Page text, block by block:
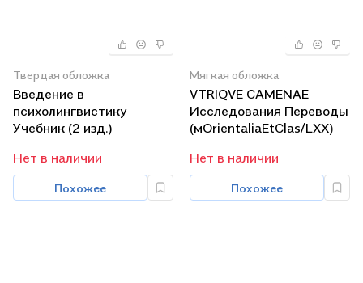
Твердая обложка
Введение в
психолингвистику
Учебник (2 изд.)
Нет в наличии
Похожее
Мягкая обложка
VTRIQVE CAMENAE
Исследования Переводы
(мOrientaliaEtClas/LХХ)
Нет в наличии
Похожее